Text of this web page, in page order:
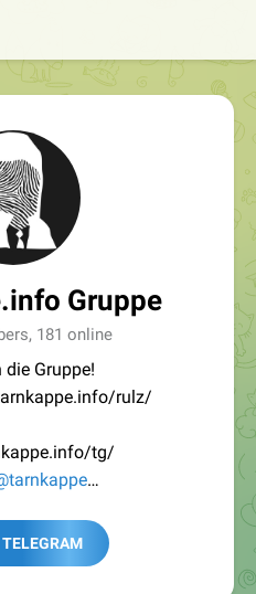
Gruppe
181 online
Gruppe!
rulz/
tg/